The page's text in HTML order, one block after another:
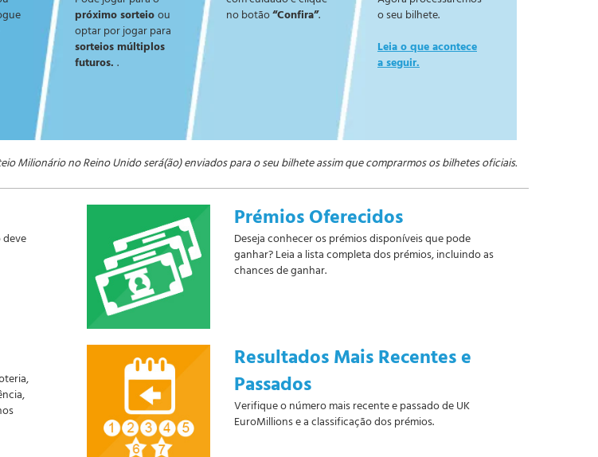
próximo sorteioou
optar por jogar para
sorteios múltiplos
futuros. .
no botão“Confira”.
o seu bilhete.
Leia o que acontece
a seguir.
Milionário no Reino Unido será(ão) enviados para o seu bilhete assim que comprarmos os bilhetes oficiais.
deve
Prémios Oferecidos
Deseja conhecer os prémios disponíveis que pode
ganhar? Leia a lista completa dos prémios, incluindo as
chances de ganhar.
Resultados Mais Recentes e
Passados
Verifique o número mais recente e passado de UK
EuroMillions e a classificação dos prémios.